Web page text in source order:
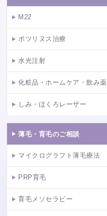
M22
ボツリヌス治療
水光注射
化粧品・ホームケア・飲み薬
しみ・ほくろレーザー
薄毛・育毛のご相談
マイクログラフト薄毛療法
PRP育毛
育毛メソセラピー